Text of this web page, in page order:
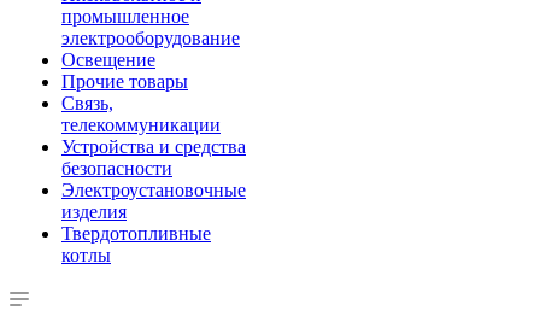
промышленное
электрооборудование
Освещение
Прочие товары
Связь,
телекоммуникации
Устройства и средства
безопасности
Электроустановочные
изделия
Твердотопливные
котлы